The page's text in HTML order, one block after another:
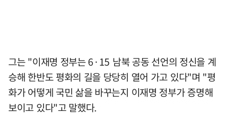
그는 "이재명 정부는 6·15 남북 공동 선언의 정신을 계
승해 한반도 평화의 길을 당당히 열어 가고 있다"며 "평
화가 어떻게 국민 삶을 바꾸는지 이재명 정부가 증명해
보이고 있다"고 말했다.